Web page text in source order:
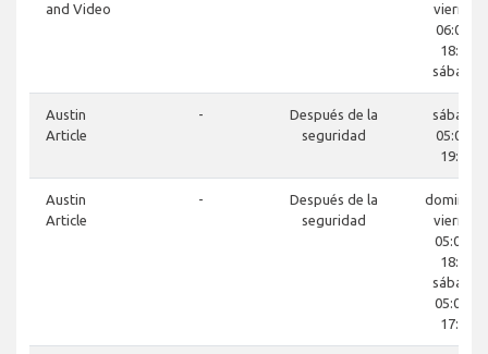
and Video
viernes
06:00 -
18:00
sábado
Austin
Article
-
Después de la
seguridad
sábado
05:00 -
19:30
Austin
Article
-
Después de la
seguridad
domingo-
viernes
05:00 a
18:00
sábado
05:00 a
17:00